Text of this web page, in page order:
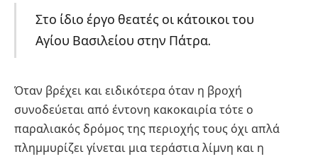
Στο ίδιο έργο θεατές οι κάτοικοι του
Αγίου Βασιλείου στην Πάτρα.
Όταν βρέχει και ειδικότερα όταν η βροχή
συνοδεύεται από έντονη κακοκαιρία τότε ο
παραλιακός δρόμος της περιοχής τους όχι απλά
πλημμυρίζει γίνεται μια τεράστια λίμνη και η